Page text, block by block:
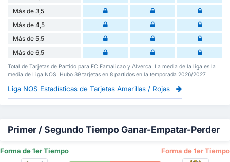
Más de 3,5
Más de 4,5
Más de 5,5
Más de 6,5
Total de Tarjetas de Partido para FC Famalicao y Alverca. La media de la liga es la
media de Liga NOS. Hubo 39 tarjetas en 8 partidos en la temporada 2026/2027.
Liga NOS Estadísticas de Tarjetas Amarillas / Rojas
Primer / Segundo Tiempo Ganar-Empatar-Perder
Forma de 1er Tiempo Forma de 1er Tiempo